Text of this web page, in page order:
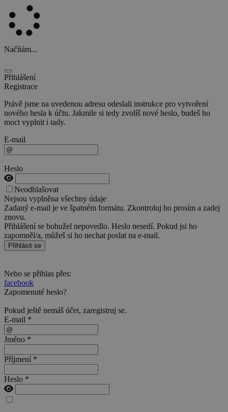
Načítám...
Přihlášení
Registrace
Právě jsme na uvedenou adresu odeslali instrukce pro vytvoření
nového hesla k účtu. Jakmile si tedy zvolíš nové heslo, budeš ho
moct vyplnit i tady.
E-mail
Heslo
Neodhlašovat
Nejsou vyplněna všechny údaje
Zadaný e-mail je ve špatném formátu. Zkontroluj ho prosím a zadej
znovu.
Přihlášení se bohužel nepovedlo. Heslo nesedí. Pokud jsi ho
zapomněl/a, můžeš si ho nechat poslat na e-mail.
Přihlásit se
Nebo se přihlas přes:
facebook
Zapomenuté heslo?
Pokud ještě nemáš účet, zaregistruj se.
E-mail *
Jméno *
Příjmení *
Heslo *